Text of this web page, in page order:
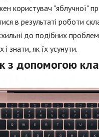
користувач "яблучної"
в результаті роботи
до подібних
знати, як їх усунути.
з допомогою